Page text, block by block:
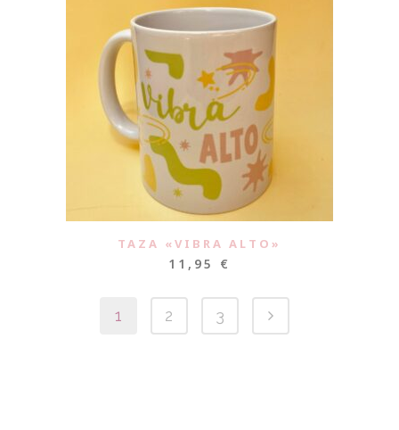
TAZA «VIBRA ALTO»
11,95 €
1 2 3